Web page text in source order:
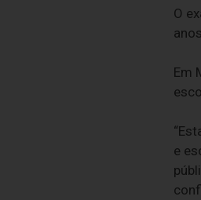
O
anos.
Em
e